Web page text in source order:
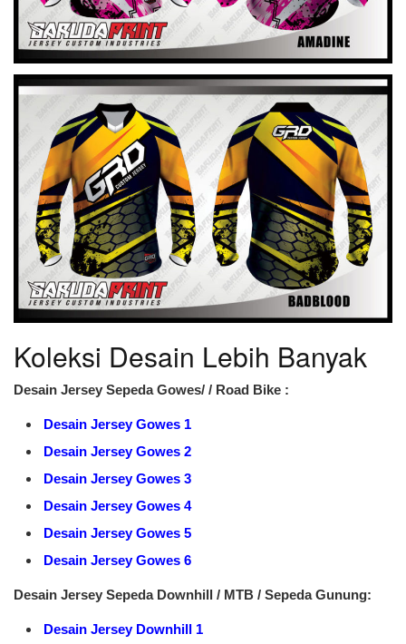
Koleksi Desain Lebih Banyak
Desain Jersey Sepeda Gowes/ / Road Bike :
Desain Jersey Gowes 1
Desain Jersey Gowes 2
Desain Jersey Gowes 3
Desain Jersey Gowes 4
Desain Jersey Gowes 5
Desain Jersey Gowes 6
Desain Jersey Sepeda Downhill / MTB / Sepeda Gunung:
Desain Jersey Downhill 1